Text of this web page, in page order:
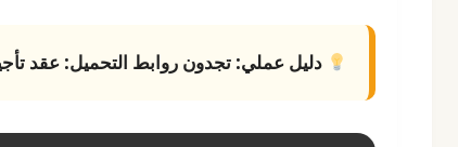
دليل عملي: تجدون روابط التحميل:عقد